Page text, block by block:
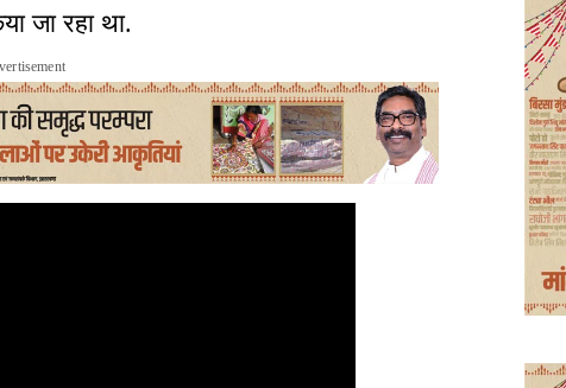
जा रहा था.